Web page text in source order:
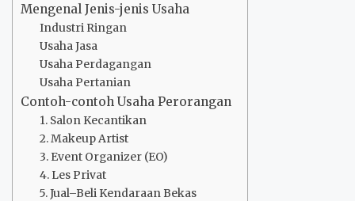
Mengenal Jenis-jenis Usaha
Industri Ringan
Usaha Jasa
Usaha Perdagangan
Usaha Pertanian
Contoh-contoh Usaha Perorangan
1. Salon Kecantikan
2. Makeup Artist
3. Event Organizer (EO)
4. Les Privat
5. Jual–Beli Kendaraan Bekas